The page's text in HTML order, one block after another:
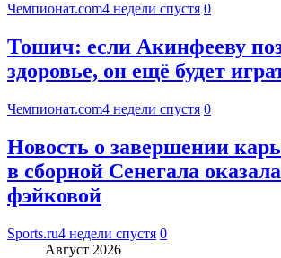
Чемпионат.com4 недели спустя 0
Тошич: если Акинфееву
здоровье, он ещё будет
Чемпионат.com4 недели спустя 0
Новость о завершении
в сборной Сенегала
фэйковой
Sports.ru4 недели спустя 0
Август 2026